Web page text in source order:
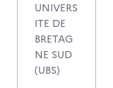
UNIVERS
ITE DE
BRETAG
NE SUD
(UBS)